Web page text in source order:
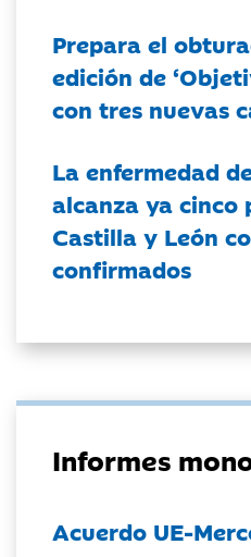
Prepara el
edición de
con tres nuevas
La enfermedad
alcanza ya cinco
Castilla y León
confirmados
Informes
Acuerdo UE-